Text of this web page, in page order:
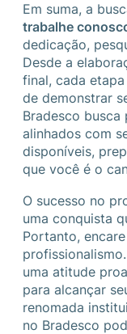
Em suma, a
trabalhe
dedicação,
Desde a
final, cada
de demonstrar
Bradesco
alinhados com
disponíveis,
que você é o
O sucesso no
uma conquista
Portanto,
uma atitude
para alcançar
renomada
no Bradesco